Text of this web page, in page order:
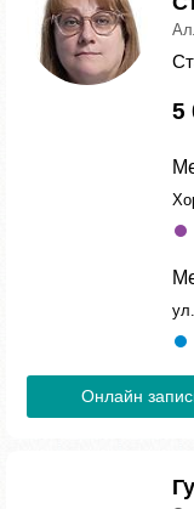
5
Онлайн